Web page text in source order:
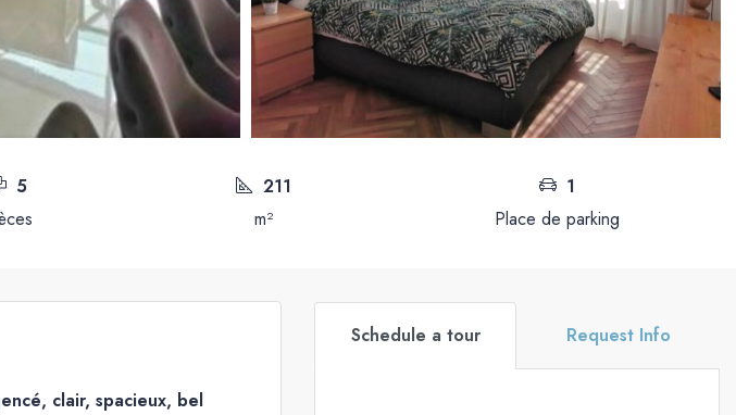
5
211
m²
1
Place de parking
clair, spacieux, bel
Schedule a tour Request Info